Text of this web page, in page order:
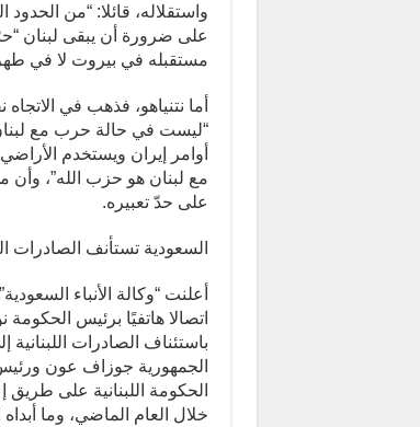
واستقلاله، قائلا: “من
على ضرورة أن يبقى لبنان
مستقبله في بيروت لا في
أما نتنياهو، فذهب في
“ليست في حالة حرب مع
أوامر إيران ويستخدم الأراضي
مع لبنان هو حزب الله”، وأن
على حدّ تعبيره.
السعودية تستأنف الصادرات
أعلنت “وكالة الأنباء
اتصالا هاتفيًا برئيس
باستئناف الصادرات
الجمهورية جوزاف عون
الحكومة اللبنانية على
خلال العام الماضي، وما